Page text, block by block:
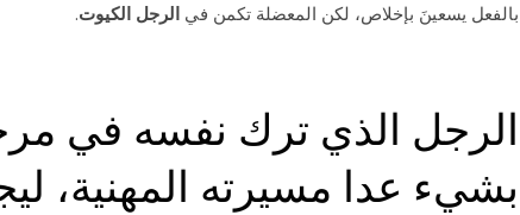
بالفعل يسعينَ بإخلاص، لكن المعضلة تكمن في الرجل الكيوت.
الرجل الذي ترك نفسه في
بشيء عدا مسيرته المهنية،